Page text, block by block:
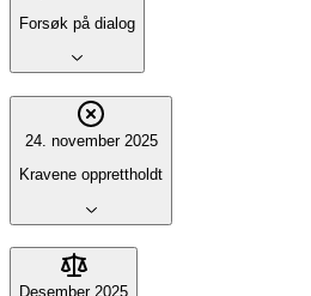
Forsøk på dialog
24. november 2025
Kravene opprettholdt
Desember 2025